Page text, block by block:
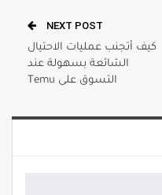
NEXT POST
كيف أتجنب عمليات الاحتيال
الشائعة بسهولة عند
التسوق على Temu